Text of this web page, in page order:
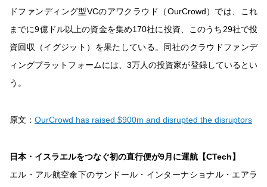
ドファンディング型VCのアワクラウド（OurCrowd）では、これ
までに9億ドル以上の資金を集め170社に投資、このうち29社で投
資回収（イグジット）を果たしている。同社のクラウドファンデ
ィングプラットフォームには、3万人の投資家が登録しているとい
う。
原文： OurCrowd has raised $900m and disrupted the disruptors
日本・イスラエルをつなぐ初の直行便が9月に運航【CTech】
エル・アル航空傘下のサンドール・インターナショナル・エアラ